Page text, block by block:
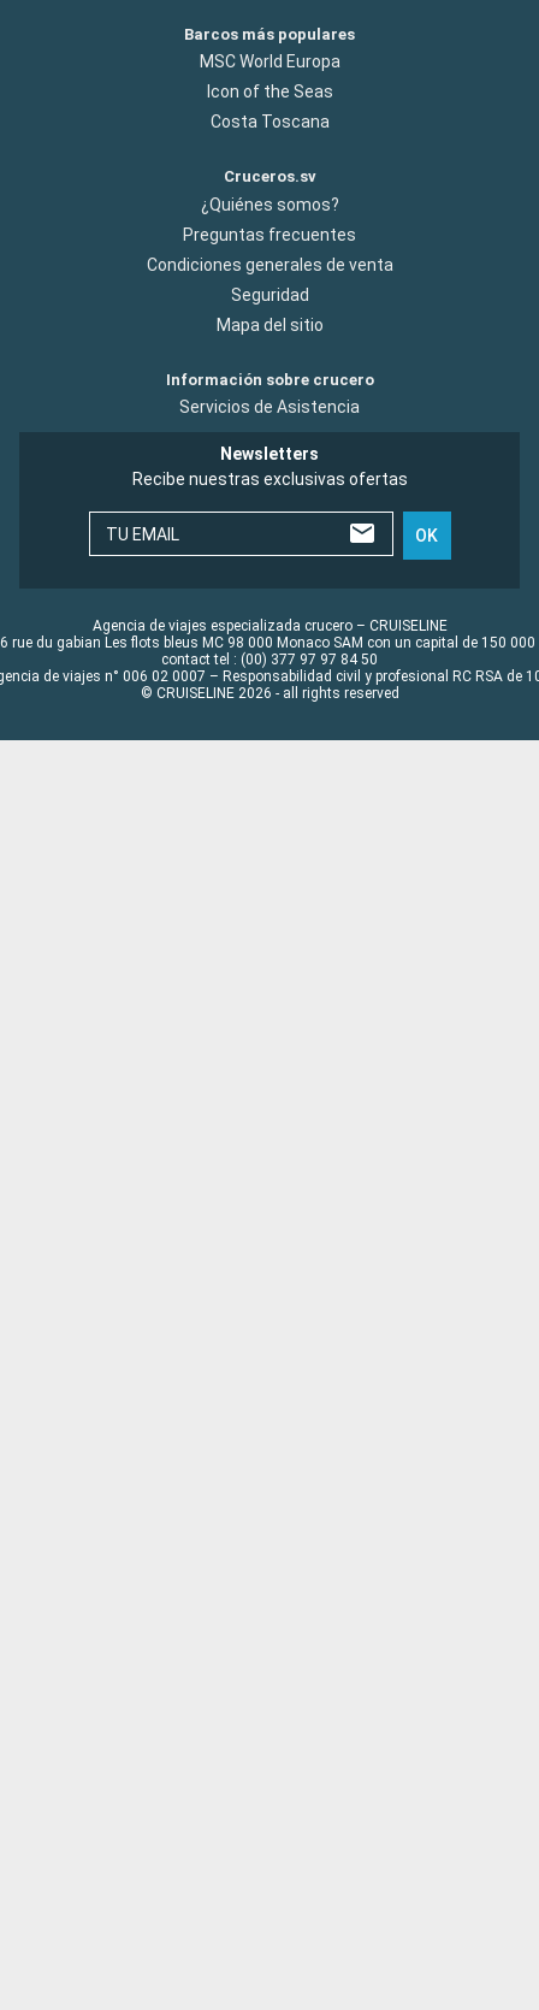
Barcos más populares
MSC World Europa
Icon of the Seas
Costa Toscana
Cruceros.sv
¿Quiénes somos?
Preguntas frecuentes
Condiciones generales de venta
Seguridad
Mapa del sitio
Información sobre crucero
Servicios de Asistencia
Newsletters
Recibe nuestras exclusivas ofertas
TU EMAIL OK
Agencia de viajes especializada crucero – CRUISELINE
rue du gabian Les flots bleus MC 98 000 Monaco SAM con un capital de 150 000
contact tel : (00) 377 97 97 84 50
de viajes n° 006 02 0007 – Responsabilidad civil y profesional RC RSA de
© CRUISELINE 2026 - all rights reserved